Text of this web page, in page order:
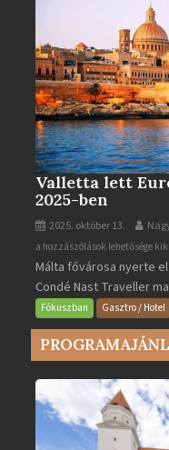
Valletta lett
2025-ben
2025. október 13.
Valletta
lett
Európa
legjobb
városa
2025-
bejegyzéshez
a hozzászólások lehetősége
Málta fővárosa nyerte
Condé Nast Traveller
Fókuszban Gasztro / Hotel